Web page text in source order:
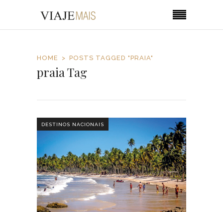
HOME POSTS TAGGED "PRAIA"
praia Tag
DESTINOS NACIONAIS